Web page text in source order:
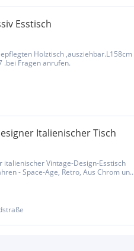
Esstisch
Holztisch ,ausziehbar.L158cm
.bei Fragen anrufen.
Italienischer Tisch
italienischer Vintage-Design-Esstisch
- Space-Age, Retro, Aus Chrom und